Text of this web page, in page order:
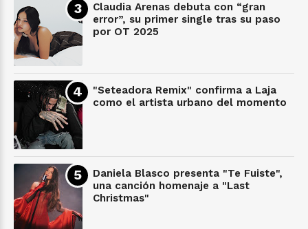
Claudia Arenas debuta con “gran
error”, su primer single tras su paso
por OT 2025
"Seteadora Remix" confirma a Laja
como el artista urbano del momento
Daniela Blasco presenta "Te Fuiste",
una canción homenaje a "Last
Christmas"